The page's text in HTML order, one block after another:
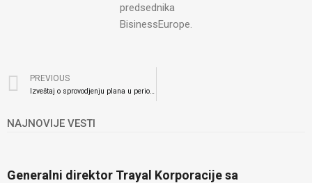
predsednika
BisinessEurope.
PREVIOUS
NAJNOVIJE VESTI
Generalni direktor Trayal Korporacije sa